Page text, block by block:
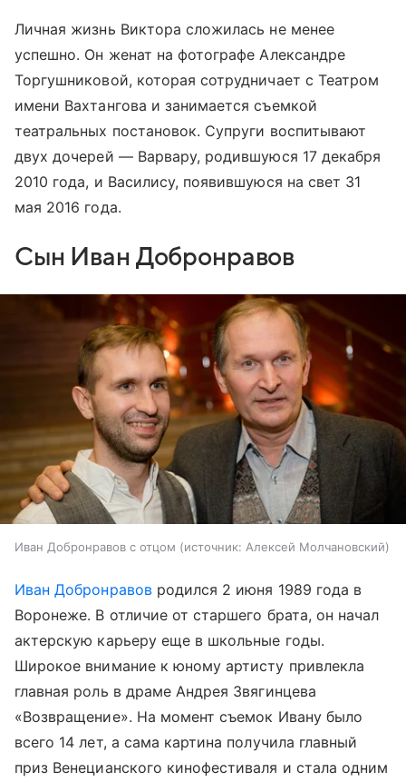
Личная жизнь Виктора сложилась не менее
успешно. Он женат на фотографе Александре
Торгушниковой, которая сотрудничает с Театром
имени Вахтангова и занимается съемкой
театральных постановок. Супруги воспитывают
двух дочерей — Варвару, родившуюся 17 декабря
2010 года, и Василису, появившуюся на свет 31
мая 2016 года.
Сын Иван Добронравов
Иван Добронравов с отцом источник: Алексей Молчановский
Иван Добронравовродился 2 июня 1989 года в
Воронеже. В отличие от старшего брата, он начал
актерскую карьеру еще в школьные годы.
Широкое внимание к юному артисту привлекла
главная роль в драме Андрея Звягинцева
«Возвращение». На момент съемок Ивану было
всего 14 лет, а сама картина получила главный
приз Венецианского кинофестиваля и стала одним